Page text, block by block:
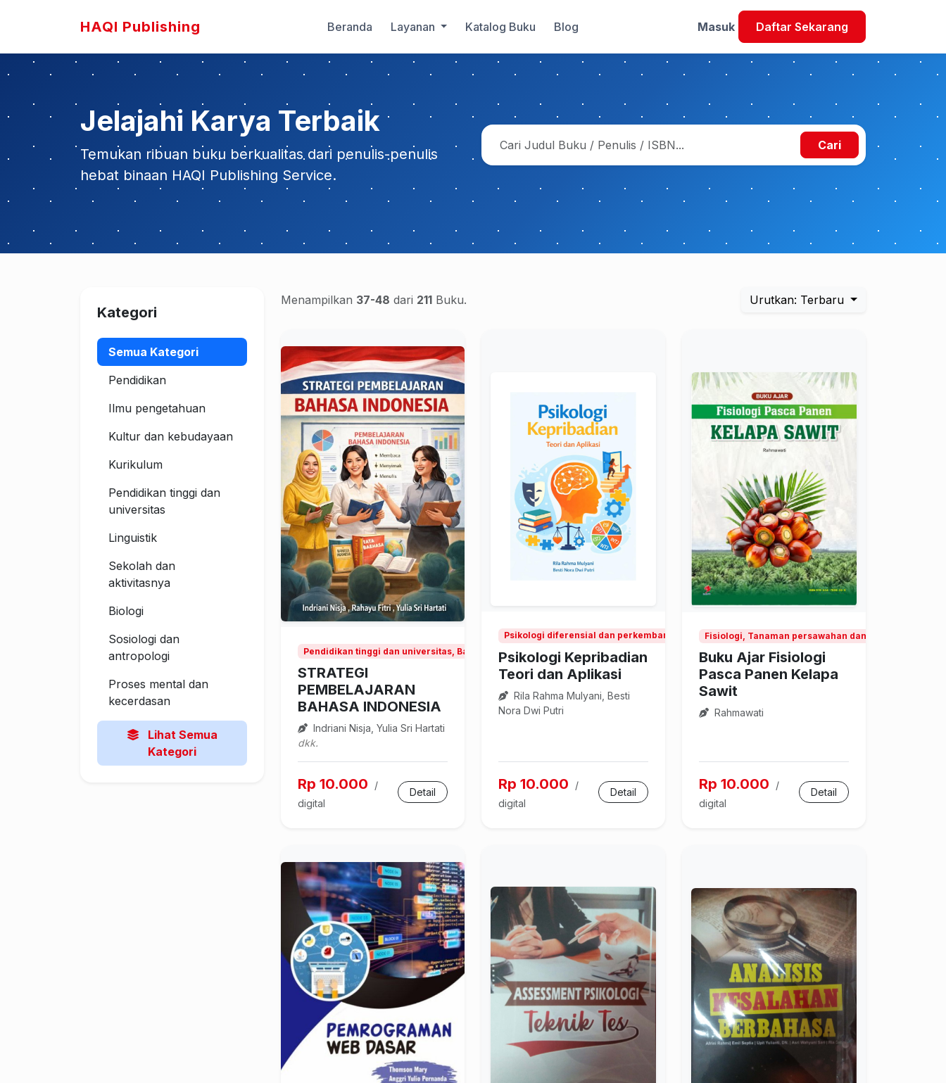
HAQI Publishing Beranda Layanan Katalog Buku Blog Masuk Daftar Sekarang
Jelajahi Karya Terbaik
Temukan ribuan buku berkualitas dari penulis-penulis
hebat binaan HAQI Publishing Service.
Cari
Kategori
Semua Kategori
Pendidikan
Ilmu pengetahuan
Kultur dan kebudayaan
Kurikulum
Pendidikan tinggi dan
universitas
Linguistik
Sekolah dan
aktivitasnya
Biologi
Sosiologi dan
antropologi
Proses mental dan
kecerdasan
Lihat Semua
Kategori
Menampilkan 37-48 dari 211 Buku. Urutkan: Terbaru
Pendidikan tinggi dan universitas, Bahasa Indonesia
STRATEGI
PEMBELAJARAN
BAHASA INDONESIA
Indriani Nisja, Yulia Sri Hartati
dkk.
Rp 10.000
/
digital
Detail
Psikologi diferensial dan perkembangan
Psikologi Kepribadian
Teori dan Aplikasi
Rila Rahma Mulyani, Besti
Nora Dwi Putri
Rp 10.000
/
digital
Detail
Fisiologi, Tanaman persawahan dan perkebunan
Buku Ajar Fisiologi
Pasca Panen Kelapa
Sawit
Rahmawati
Rp 10.000
/
digital
Detail